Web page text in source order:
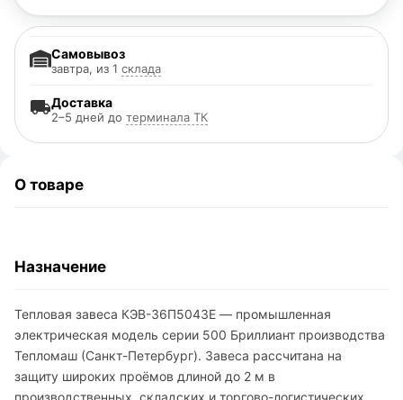
Доставка
2–5 дней до терминала ТК
Самовывоз
завтра, из 1 склада
О товаре
Назначение
Тепловая завеса КЭВ-36П5043Е — промышленная
электрическая модель серии 500 Бриллиант производства
Тепломаш (Санкт-Петербург). Завеса рассчитана на
защиту широких проёмов длиной до 2 м в
производственных, складских и торгово-логистических